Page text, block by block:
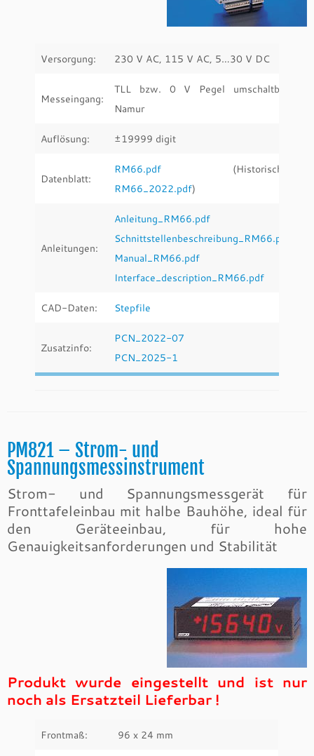
Versorgung: 230 V AC, 115 V AC, 5…30 V DC
Messeingang:
TLL bzw. 0 V Pegel umschaltbar,
Namur
Auflösung: ±19999 digit
Datenblatt:
RM66.pdf (Historische:
RM66_2022.pdf)
Anleitungen:
Anleitung_RM66.pdf
Schnittstellenbeschreibung_RM66.pdf
Manual_RM66.pdf
Interface_description_RM66.pdf
CAD-Daten: Stepfile
Zusatzinfo:
PCN_2022-07
PCN_2025-1
PM821 – Strom- und
Spannungsmessinstrument
Strom- und Spannungsmessgerät für
Fronttafeleinbau mit halbe Bauhöhe, ideal für
den Geräteeinbau, für hohe
Genauigkeitsanforderungen und Stabilität
Produkt wurde eingestellt und ist nur
noch als Ersatzteil Lieferbar !
Frontmaß: 96 x 24 mm